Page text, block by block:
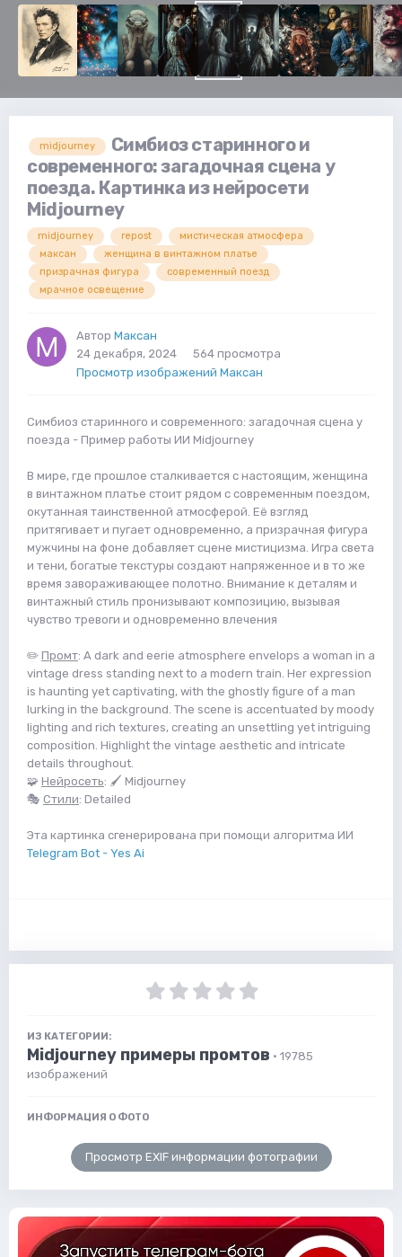
midjourney
Симбиоз старинного и
современного: загадочная сцена у
поезда. Картинка из нейросети
Midjourney
midjourney repost
мистическая атмосфера
максан
женщина в винтажном платье
призрачная фигура
современный поезд
мрачное освещение
Автор Максан
24 декабря, 2024
564 просмотра
Просмотр изображений Максан
Симбиоз старинного и современного: загадочная сцена у
поезда - Пример работы ИИ Midjourney
В мире, где прошлое сталкивается с настоящим, женщина
в винтажном платье стоит рядом с современным поездом,
окутанная таинственной атмосферой. Её взгляд
притягивает и пугает одновременно, а призрачная фигура
мужчины на фоне добавляет сцене мистицизма. Игра света
и тени, богатые текстуры создают напряженное и в то же
время завораживающее полотно. Внимание к деталям и
винтажный стиль пронизывают композицию, вызывая
чувство тревоги и одновременно влечения
✏️ Промт: A dark and eerie atmosphere envelops a woman in a
vintage dress standing next to a modern train. Her expression
is haunting yet captivating, with the ghostly figure of a man
lurking in the background. The scene is accentuated by moody
lighting and rich textures, creating an unsettling yet intriguing
composition. Highlight the vintage aesthetic and intricate
details throughout.
🧩 Нейросеть: 🖌 Midjourney
🎭 Стили: Detailed
Эта картинка сгенерирована при помощи алгоритма ИИ
Telegram Bot - Yes Ai
ИЗ КАТЕГОРИИ:
Midjourney примеры промтов · 19785
изображений
ИНФОРМАЦИЯ О ФОТО
Просмотр EXIF информации фотографии